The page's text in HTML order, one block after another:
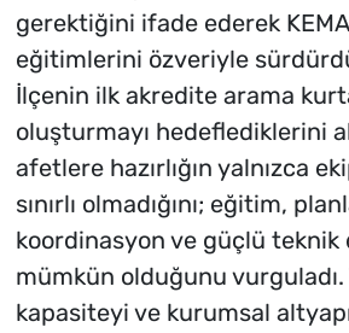
gerektiğini ifade ederek
eğitimlerini özveriyle
İlçenin ilk akredite arama
oluşturmayı hedeflediklerini
afetlere hazırlığın yalnızca
sınırlı olmadığını; eğitim,
koordinasyon ve güçlü teknik
mümkün olduğunu vurguladı.
kapasiteyi ve kurumsal